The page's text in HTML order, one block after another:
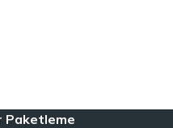
Özellikle LRF avcılığı ve
topluyoruz.
Paketleme